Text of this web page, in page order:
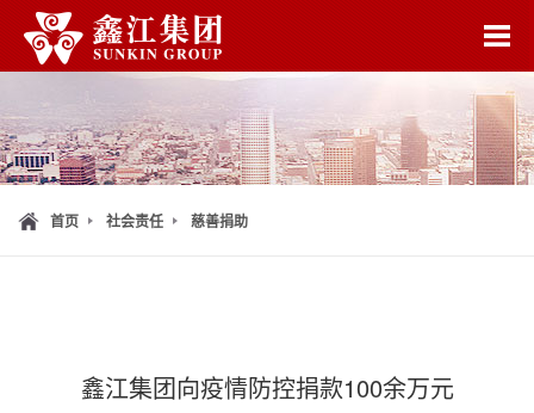
首页 社会责任 慈善捐助
鑫江集团向疫情防控捐款100余万元
走进鑫江
集团版块
鑫江中心